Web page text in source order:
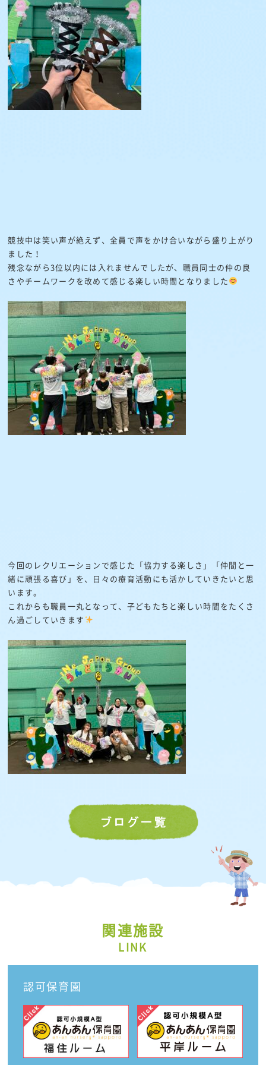
競技中は笑い声が絶えず、全員で声をかけ合いながら盛り上がり
ました！
残念ながら3位以内には入れませんでしたが、職員同士の仲の良
さやチームワークを改めて感じる楽しい時間となりました
今回のレクリエーションで感じた「協力する楽しさ」「仲間と一
緒に頑張る喜び」を、日々の療育活動にも活かしていきたいと思
います。
これからも職員一丸となって、子どもたちと楽しい時間をたくさ
ん過ごしていきます
関連施設
LINK
認可保育園